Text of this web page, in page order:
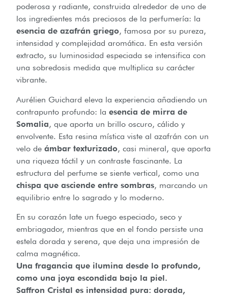
poderosa y radiante, construida alrededor de uno de
los ingredientes más preciosos de la perfumería: la
esencia de azafrán griego, famosa por su pureza,
intensidad y complejidad aromática. En esta versión
extracto, su luminosidad especiada se intensifica con
una sobredosis medida que multiplica su carácter
vibrante.
Aurélien Guichard eleva la experiencia añadiendo un
contrapunto profundo: la esencia de mirra de
Somalia, que aporta un brillo oscuro, cálido y
envolvente. Esta resina mística viste al azafrán con un
velo de ámbar texturizado, casi mineral, que aporta
una riqueza táctil y un contraste fascinante. La
estructura del perfume se siente vertical, como una
chispa que asciende entre sombras, marcando un
equilibrio entre lo sagrado y lo moderno.
En su corazón late un fuego especiado, seco y
embriagador, mientras que en el fondo persiste una
estela dorada y serena, que deja una impresión de
calma magnética.
Una fragancia que ilumina desde lo profundo,
como una joya escondida bajo la piel.
Saffron Cristal es intensidad pura: dorada,